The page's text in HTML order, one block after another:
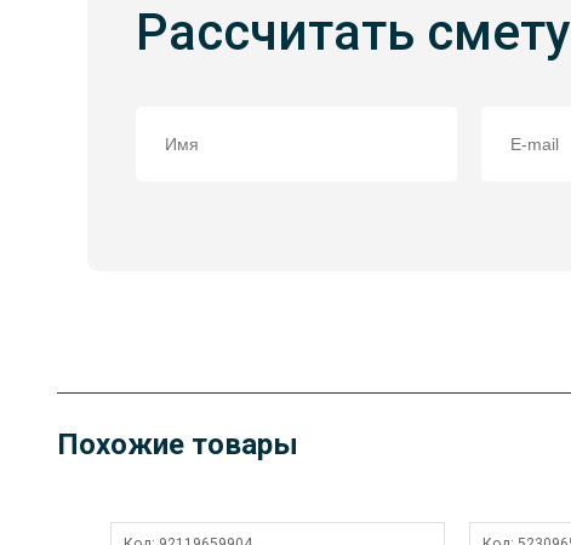
Рассчитать смету
Похожие товары